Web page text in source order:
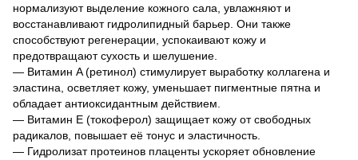
нормализуют выделение кожного сала, увлажняют и
восстанавливают гидролипидный барьер. Они также
способствуют регенерации, успокаивают кожу и
предотвращают сухость и шелушение.
— Витамин A (ретинол) стимулирует выработку коллагена и
эластина, осветляет кожу, уменьшает пигментные пятна и
обладает антиоксидантным действием.
— Витамин E (токоферол) защищает кожу от свободных
радикалов, повышает её тонус и эластичность.
— Гидролизат протеинов плаценты ускоряет обновление